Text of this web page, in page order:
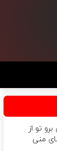
تو از
منی